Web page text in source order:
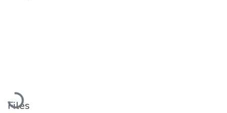
Loading...
Files